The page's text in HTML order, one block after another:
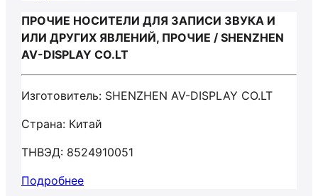
ПРОЧИЕ НОСИТЕЛИ ДЛЯ ЗАПИСИ ЗВУКА И
ИЛИ ДРУГИХ ЯВЛЕНИЙ, ПРОЧИЕ / SHENZHEN
AV-DISPLAY CO.LT
Изготовитель: SHENZHEN AV-DISPLAY CO.LT
Страна: Китай
ТНВЭД: 8524910051
Подробнее